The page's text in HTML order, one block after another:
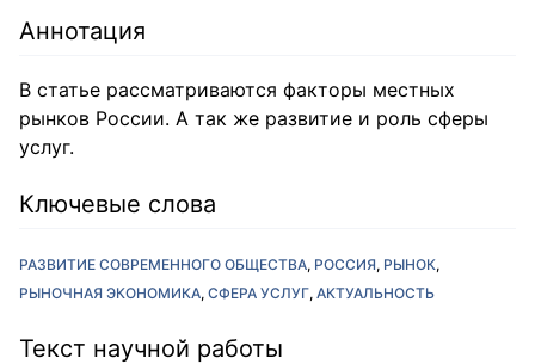
Аннотация
В статье рассматриваются факторы местных
рынков России. А так же развитие и роль сферы
услуг.
Ключевые слова
РАЗВИТИЕ СОВРЕМЕННОГО ОБЩЕСТВА РОССИЯ РЫНОК
РЫНОЧНАЯ ЭКОНОМИКА СФЕРА УСЛУГ АКТУАЛЬНОСТЬ
Текст научной работы